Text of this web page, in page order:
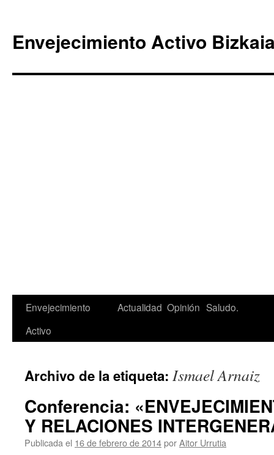
Envejecimiento Activo
Saltar
Envejecimiento
Activo
Actualidad Opinión Saludo.
Archivo de la etiqueta: Ismael Arnaiz
Conferencia:
Y RELACIONES
Publicada el 16 de febrero de 2014porAitor Urrutia